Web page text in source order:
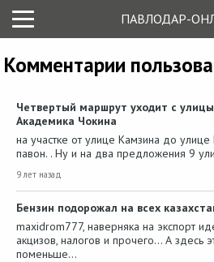
ПАВЛОДАР-
Комментарии
Четвертый маршрут уходит с
Академика Чокина
на участке от улице Камзина до улице
павон. . Ну и на два предложения 9
9 лет назад
Бензин подорожал на всех
maxidrom777, наверняка на экспорт
акцизов, налогов и прочего... А здесь
поменьше…